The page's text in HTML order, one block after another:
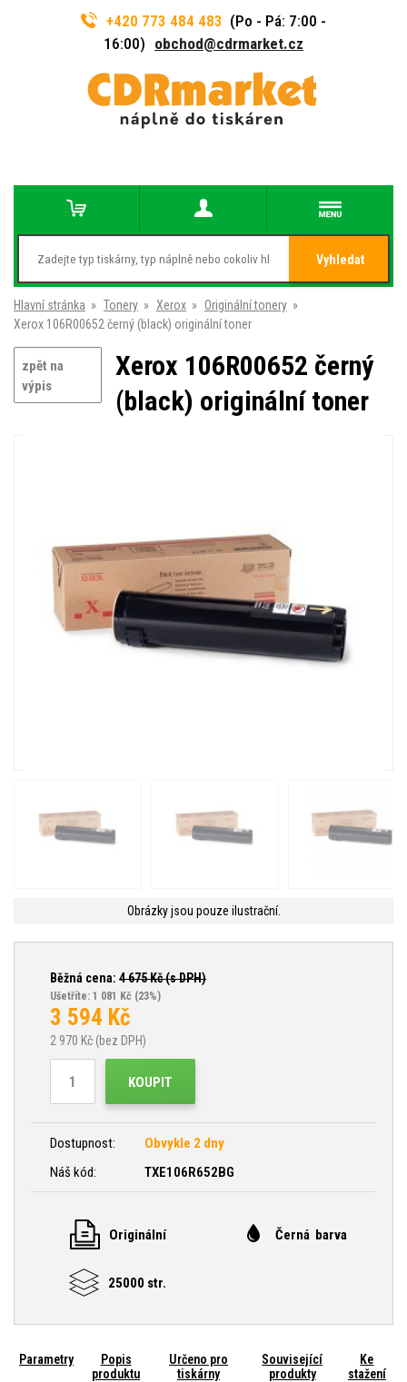
+420 773 484 483 (Po - Pá: 7:00 -
16:00) obchod@cdrmarket.cz
Vyhledat
Hlavní stránka » Tonery » Xerox » Originální tonery »
Xerox 106R00652 černý (black) originální toner
zpět na
výpis
Xerox 106R00652 černý
(black) originální toner
Obrázky jsou pouze ilustrační.
Běžná cena: 4 675Kč (s DPH)
Ušetříte: 1 081 Kč (23%)
3 594 Kč
2 970 Kč (bez DPH)
KOUPIT
Dostupnost:
Obvykle 2 dny
Náš kód:
TXE106R652BG
Originální Černá barva
25000 str.
Parametry
Popis
produktu
Určeno pro
tiskárny
Související
produkty
Ke
stažení